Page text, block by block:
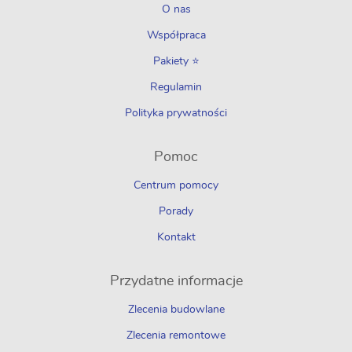
O nas
Współpraca
Pakiety ⭐
Regulamin
Polityka prywatności
Pomoc
Centrum pomocy
Porady
Kontakt
Przydatne informacje
Zlecenia budowlane
Zlecenia remontowe